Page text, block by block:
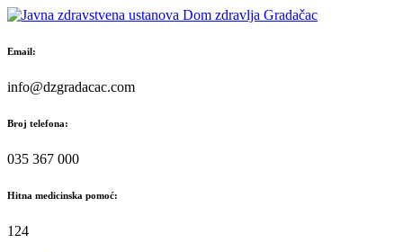
Skip
content
Email:
info@dzgradacac.com
Broj telefona:
035 367 000
Hitna medicinska pomoć:
124